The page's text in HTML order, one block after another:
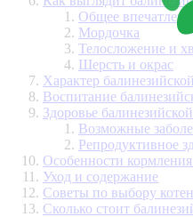
Общее впечатление
Мордочка
Телосложение и
Шерсть и окрас
Характер
Воспитание
Здоровье
Возможные
Репродуктивное
Особенности
Уход и содержание
Советы по выбору
Сколько стоит